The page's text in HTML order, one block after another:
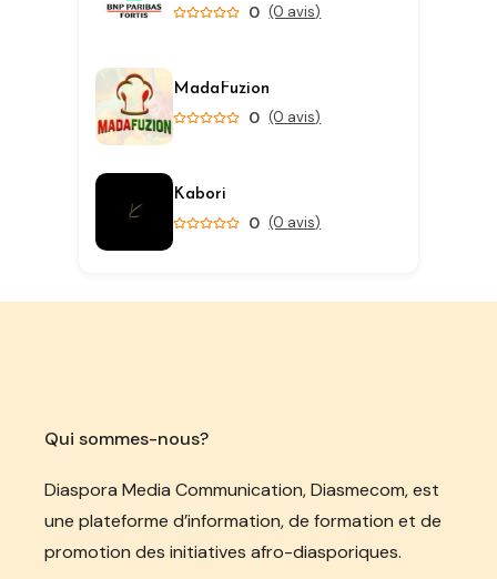
0 (0 avis)
MadaFuzion
0 (0 avis)
Kabori
0 (0 avis)
Qui sommes-nous?
Diaspora Media Communication, Diasmecom, est
une plateforme d’information, de formation et de
promotion des initiatives afro-diasporiques.